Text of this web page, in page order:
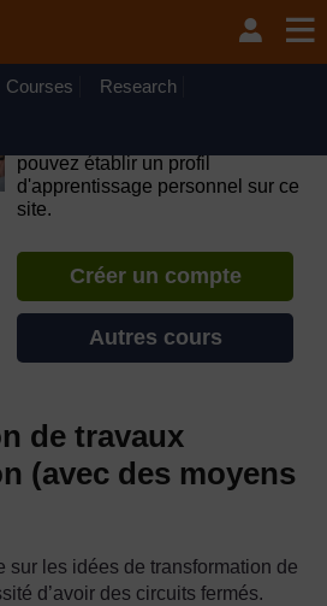
be unavailable on Wednesday 12
to 10.30am (GMT) due to routine
Courses Research
pouvez établir un profil
d'apprentissage personnel sur ce
site.
Créer un compte
Autres cours
de travaux
(avec des moyens
sur les idées de transformation de
d’avoir des circuits fermés.